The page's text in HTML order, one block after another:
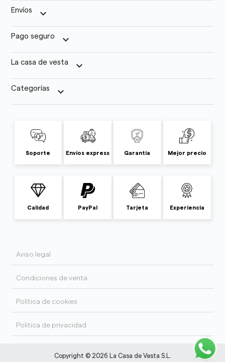
Envíos keyboard_arrow_down
Pago seguro keyboard_arrow_down
La casa de vesta keyboard_arrow_down
Categorías keyboard_arrow_down
Soporte Envíos express Garantía Mejor precio
Calidad PayPal Tarjeta Experiencia
Aviso legal
Condiciones de venta
Política de cookies
Politica de privacidad
Copyright © 2026 La Casa de Vesta S.L.